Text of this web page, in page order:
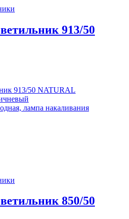
913/50
913/50 NATURAL
лампа накаливания
850/50